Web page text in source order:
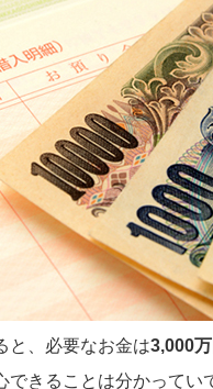
と、必要なお金は3,000
きることは分かってい